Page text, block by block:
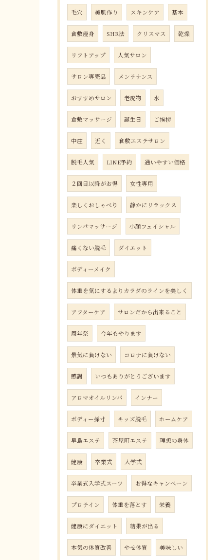
毛穴 美肌作り スキンケア 基本
倉敷瘦身 SHR法 クリスマス 乾燥
リフトアップ 人気サロン
サロン専売品 メンテナンス
おすすめサロン 老廃物 水
倉敷マッサージ 誕生日 ご挨拶
中庄 近く 倉敷エステサロン
脱毛人気 LINE予約 通いやすい価格
２回目以降がお得 女性専用
楽しくおしゃべり 静かにリラックス
リンパマッサージ 小顔フェイシャル
痛くない脱毛 ダイエット
ボディーメイク
体重を気にするよりカラダのラインを美しく
アフターケア サロンだから出来ること
周年祭 今年もやります
景気に負けない コロナに負けない
感謝 いつもありがとうございます
アロマオイルリンパ インナー
ボディー採寸 キッズ脱毛 ホームケア
早島エステ 茶屋町エステ 理想の身体
健康 卒業式 入学式
卒業式入学式スーツ お得なキャンペーン
プロテイン 体重を落とす 栄養
健康にダイエット 結果が出る
本気の体質改善 やせ体質 美味しい